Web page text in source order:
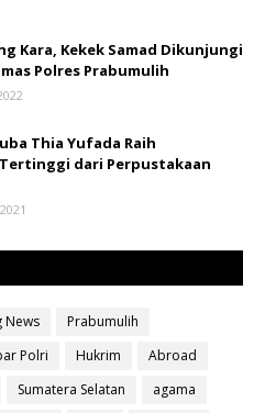
Kara, Kekek Samad Dikunjungi
Polres Prabumulih
Thia Yufada Raih
dari Perpustakaan
News
Prabumulih
Polri Hukrim
Abroad
Sumatera Selatan
agama